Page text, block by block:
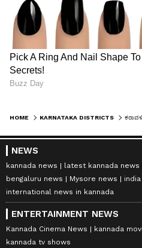
HOME KARNATAKA DISTRICTS
NEWS
kannada news latest kannada news
bengaluru news
Mysore news
international news in kannada
ENTERTAINMENT NEWS
Kannada Cinema News kannada
kannada tv shows